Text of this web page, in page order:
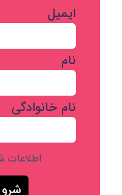
ایمیل
نام
نام خانوادگی